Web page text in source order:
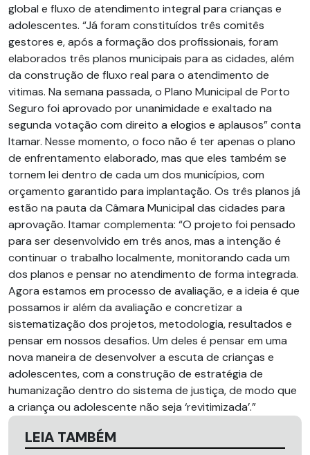
global e fluxo de atendimento integral para crianças e
adolescentes. “Já foram constituídos três comitês
gestores e, após a formação dos profissionais, foram
elaborados três planos municipais para as cidades, além
da construção de fluxo real para o atendimento de
vitimas. Na semana passada, o Plano Municipal de Porto
Seguro foi aprovado por unanimidade e exaltado na
segunda votação com direito a elogios e aplausos” conta
Itamar. Nesse momento, o foco não é ter apenas o plano
de enfrentamento elaborado, mas que eles também se
tornem lei dentro de cada um dos municípios, com
orçamento garantido para implantação. Os três planos já
estão na pauta da Câmara Municipal das cidades para
aprovação. Itamar complementa: “O projeto foi pensado
para ser desenvolvido em três anos, mas a intenção é
continuar o trabalho localmente, monitorando cada um
dos planos e pensar no atendimento de forma integrada.
Agora estamos em processo de avaliação, e a ideia é que
possamos ir além da avaliação e concretizar a
sistematização dos projetos, metodologia, resultados e
pensar em nossos desafios. Um deles é pensar em uma
nova maneira de desenvolver a escuta de crianças e
adolescentes, com a construção de estratégia de
humanização dentro do sistema de justiça, de modo que
a criança ou adolescente não seja ‘revitimizada’.”
LEIA TAMBÉM